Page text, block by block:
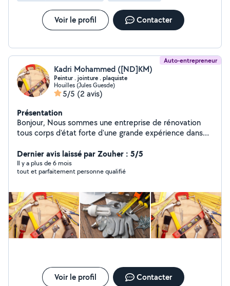
Voir le profil Contacter
Auto-entrepreneur
Kadri Mohammed ([ND]KM)
Peintur . jointure . plaquiste
Houilles (Jules Guesde)
5/5 (2 avis)
Présentation
Bonjour, Nous sommes une entreprise de rénovation
tous corps d'état forte d'une grande expérience dans
compagnons à votre service qui aiment leur métier et le
travail bien fait. Un suivi personnalisé du début à la fin
pour votre satisfaction. Un seul interlocuteur pour
et des délais. Nous trouverons ensembles les solutions
à toutes les contraintes techniques rencontrées sur
votre chantie
Dernier avis laissé par Zouher : 5/5
Il y a plus de 6 mois
tout et parfaitement personne qualifié
Voir le profil Contacter